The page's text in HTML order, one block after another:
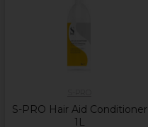
S-PRO Hair Aid Conditioner
1L